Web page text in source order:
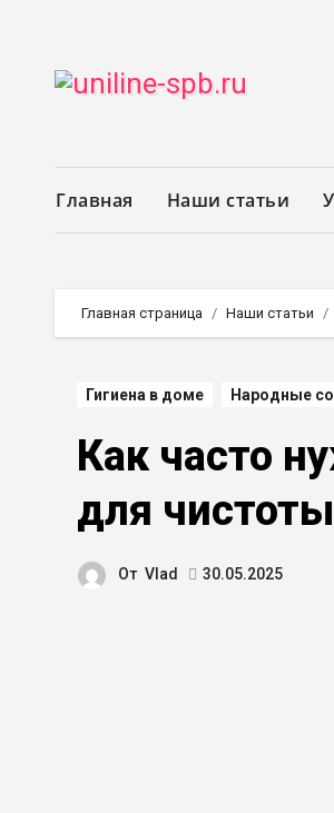
содержимому
Главная Наши статьи
Главная страница Наши статьи
Гигиена в доме Народные
Как часто
для
От Vlad 30.05.2025